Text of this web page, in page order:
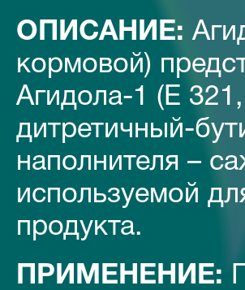
ОПИСАНИЕ:
кормовой)
Агидола-1 (Е
дитретичный-
наполнителя –
используемой
продукта.
ПРИМЕНЕНИЕ: